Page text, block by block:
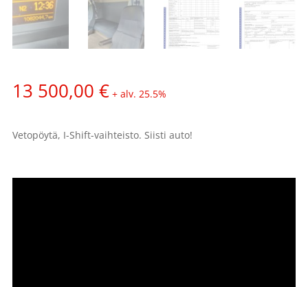
13 500,00 € + alv. 25.5%
Vetopöytä, I-Shift-vaihteisto. Siisti auto!